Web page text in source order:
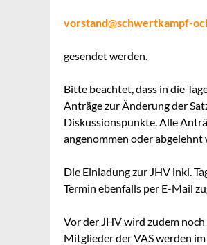
vorstand@schwertkampf-
gesendet werden.
Bitte beachtet, dass in die
Anträge zur Änderung der
Diskussionspunkte. Alle
angenommen oder abgelehnt
Die Einladung zur JHV inkl.
Termin ebenfalls per E-Mail
Vor der JHV wird zudem
Mitglieder der VAS werden